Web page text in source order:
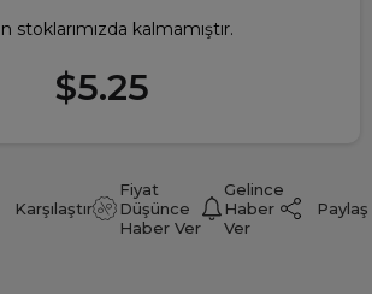
stoklarımızda kalmamıştır.
$5.25
Karşılaştır
Fiyat
Düşünce
Haber Ver
Gelince
Haber
Ver
Paylaş